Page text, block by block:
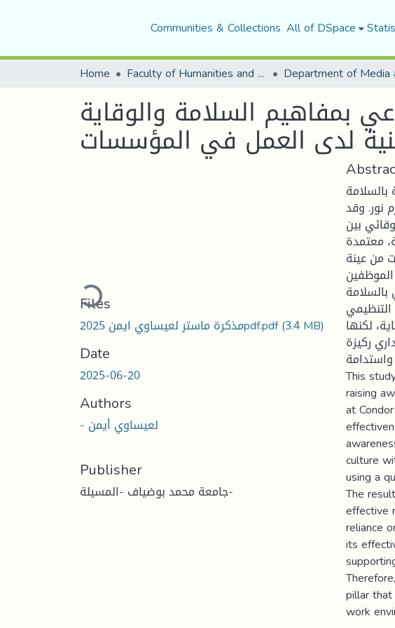
Communities & Collections All of DSpace
Home Faculty of Humanities and Social Sciences
بمفاهيم السلامة والوقاية
لدى العمل في المؤسسات
Loading...
Files
مذكرة ماستر لعيساوي ايمن 2025pdf.pdf(3.4 MB)
Date
2025-06-20
Authors
- لعيساوي أيمن
Publisher
جامعة محمد بوضياف -المسيلة-
نور. وقد
بين
معتمدة
من عينة
لكنها
ركيزة
This
raising
at
culture
using a
The
effective
reliance
its
pillar
work